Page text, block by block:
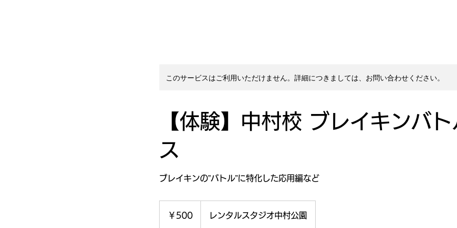
このサービスはご利用いただけません。詳細につきましては、お問い合わせください。
【体験】中村校 ブレイキンバ
ス
ブレイキンの”バトル”に特化した応用編など
￥500 レンタルスタジオ中村公園